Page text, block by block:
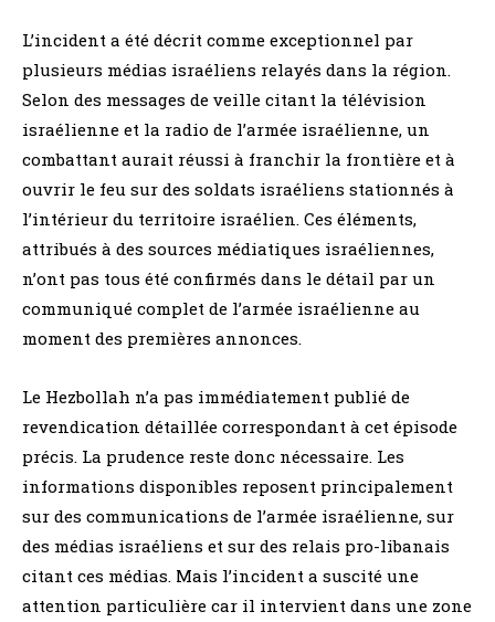
L’incident a été décrit comme exceptionnel par
plusieurs médias israéliens relayés dans la région.
Selon des messages de veille citant la télévision
israélienne et la radio de l’armée israélienne, un
combattant aurait réussi à franchir la frontière et à
ouvrir le feu sur des soldats israéliens stationnés à
l’intérieur du territoire israélien. Ces éléments,
attribués à des sources médiatiques israéliennes,
n’ont pas tous été confirmés dans le détail par un
communiqué complet de l’armée israélienne au
moment des premières annonces.
Le Hezbollah n’a pas immédiatement publié de
revendication détaillée correspondant à cet épisode
précis. La prudence reste donc nécessaire. Les
informations disponibles reposent principalement
sur des communications de l’armée israélienne, sur
des médias israéliens et sur des relais pro-libanais
citant ces médias. Mais l’incident a suscité une
attention particulière car il intervient dans une zone